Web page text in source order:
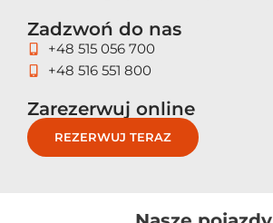
Zadzwoń do nas
+48 515 056 700
+48 516 551 800
Zarezerwuj online
REZERWUJ TERAZ